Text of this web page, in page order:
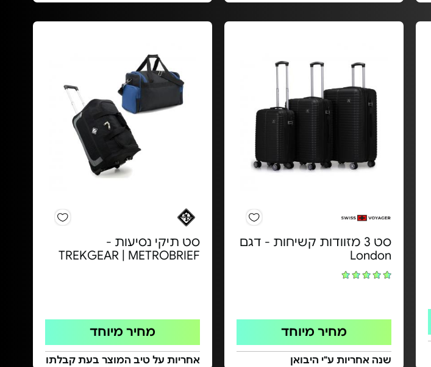
סט 3 מזוודות קשיחות - דגם
London
מחיר מיוחד
שנה אחריות ע"י היבואן
סט תיקי נסיעות -
TREKGEAR | METROBRIEF
מחיר מיוחד
אחריות על טיב המוצר בעת קבלתו